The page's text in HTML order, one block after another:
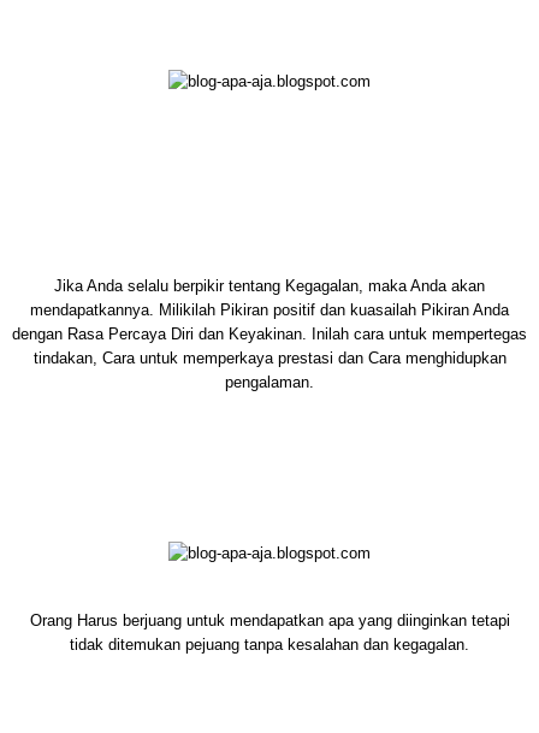
Jika Anda selalu berpikir tentang Kegagalan, maka Anda akan
mendapatkannya. Milikilah Pikiran positif dan kuasailah Pikiran Anda
dengan Rasa Percaya Diri dan Keyakinan. Inilah cara untuk mempertegas
tindakan, Cara untuk memperkaya prestasi dan Cara menghidupkan
pengalaman.
Orang Harus berjuang untuk mendapatkan apa yang diinginkan tetapi
tidak ditemukan pejuang tanpa kesalahan dan kegagalan.